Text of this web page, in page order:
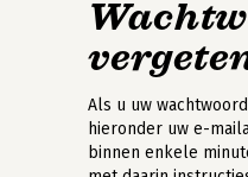
Als u uw
hieronder uw e-
binnen enkele